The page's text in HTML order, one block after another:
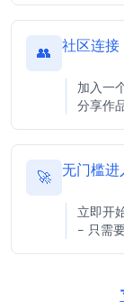
👥 社区连接
加入一
分享作
🚀 无门槛进
立即开
- 只需